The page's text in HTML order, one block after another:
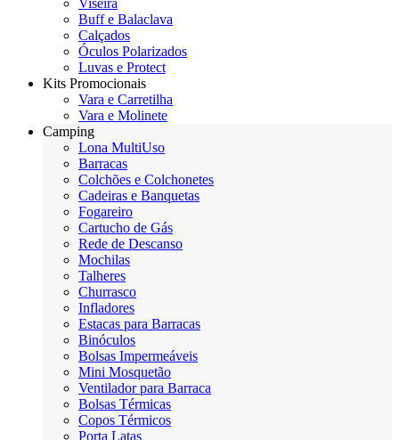
Viseira
Buff e Balaclava
Calçados
Óculos Polarizados
Luvas e Protect
Kits Promocionais
Vara e Carretilha
Vara e Molinete
Camping
Lona MultiUso
Barracas
Colchões e Colchonetes
Cadeiras e Banquetas
Fogareiro
Cartucho de Gás
Rede de Descanso
Mochilas
Talheres
Churrasco
Infladores
Estacas para Barracas
Binóculos
Bolsas Impermeáveis
Mini Mosquetão
Ventilador para Barraca
Bolsas Térmicas
Copos Térmicos
Porta Latas